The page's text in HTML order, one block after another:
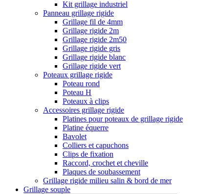
Kit grillage industriel
Panneau grillage rigide
Grillage fil de 4mm
Grillage rigide 2m
Grillage rigide 2m50
Grillage rigide gris
Grillage rigide blanc
Grillage rigide vert
Poteaux grillage rigide
Poteau rond
Poteau H
Poteaux à clips
Accessoires grillage rigide
Platines pour poteaux de grillage rigide
Platine équerre
Bavolet
Colliers et capuchons
Clips de fixation
Raccord, crochet et cheville
Plaques de soubassement
Grillage rigide milieu salin & bord de mer
Grillage souple